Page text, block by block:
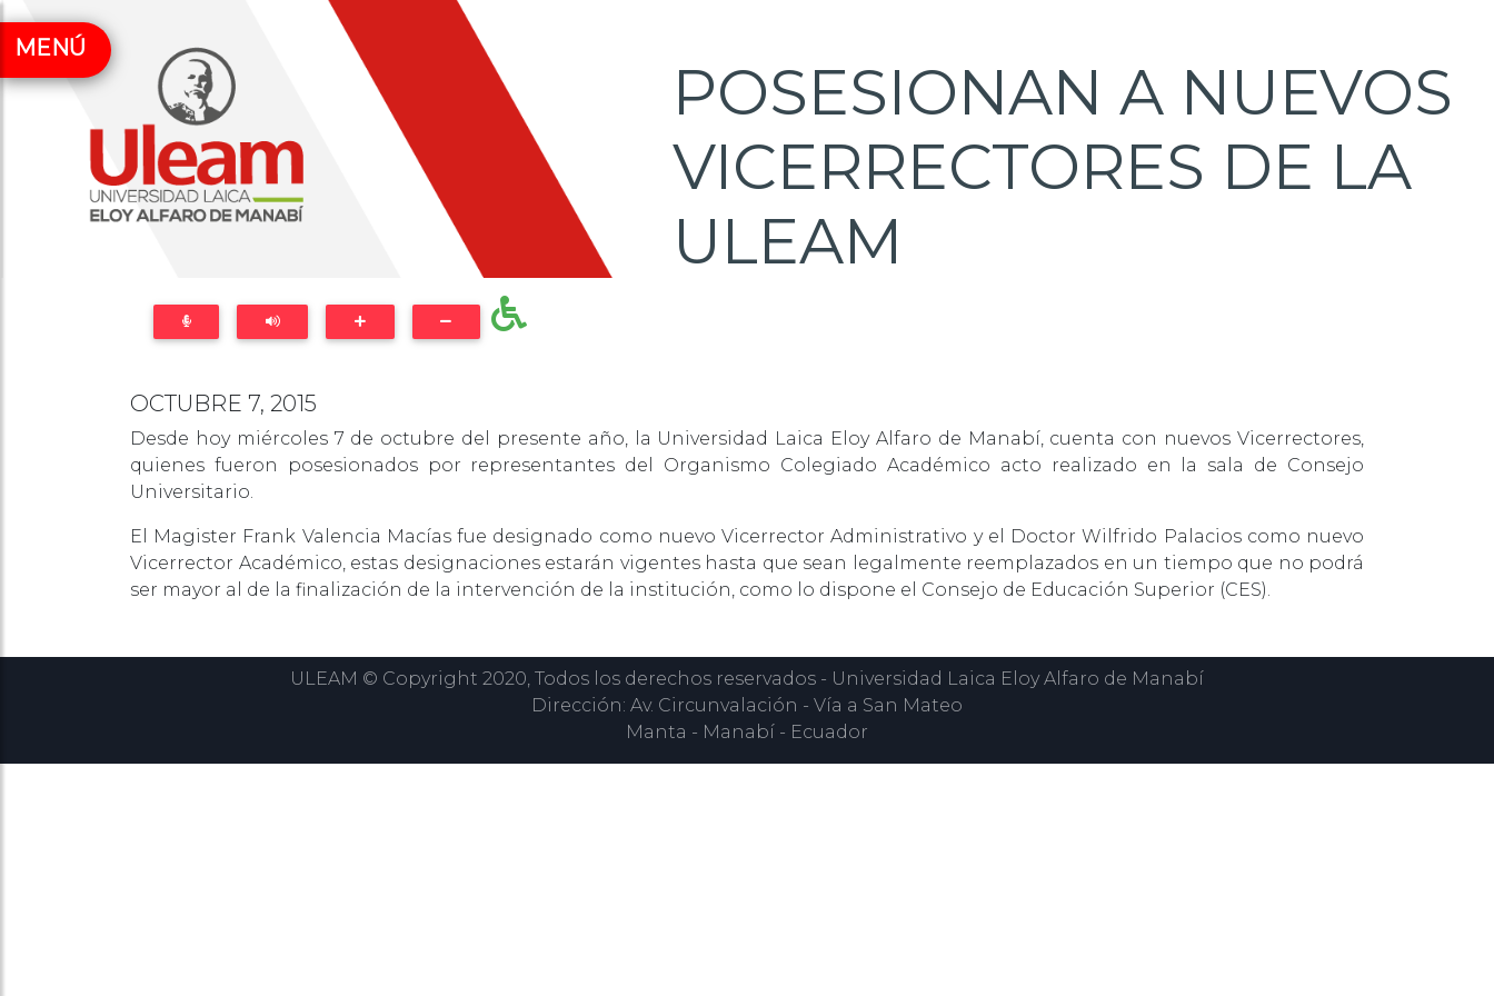
MENÚ
POSESIONAN A NUEVOS
VICERRECTORES DE LA
ULEAM
OCTUBRE 7, 2015
Desde hoy miércoles 7 de octubre del presente año, la Universidad Laica Eloy Alfaro de Manabí, cuenta con nuevos Vicerrectores,
quienes fueron posesionados por representantes del Organismo Colegiado Académico acto realizado en la sala de Consejo
Universitario.
El Magister Frank Valencia Macías fue designado como nuevo Vicerrector Administrativo y el Doctor Wilfrido Palacios como nuevo
Vicerrector Académico, estas designaciones estarán vigentes hasta que sean legalmente reemplazados en un tiempo que no podrá
ser mayor al de la finalización de la intervención de la institución, como lo dispone el Consejo de Educación Superior (CES).
ULEAM © Copyright 2020, Todos los derechos reservados - Universidad Laica Eloy Alfaro de Manabí
Dirección: Av. Circunvalación - Vía a San Mateo
Manta - Manabí - Ecuador